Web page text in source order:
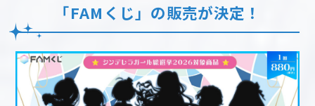
「FAMくじ」の販売が決定！